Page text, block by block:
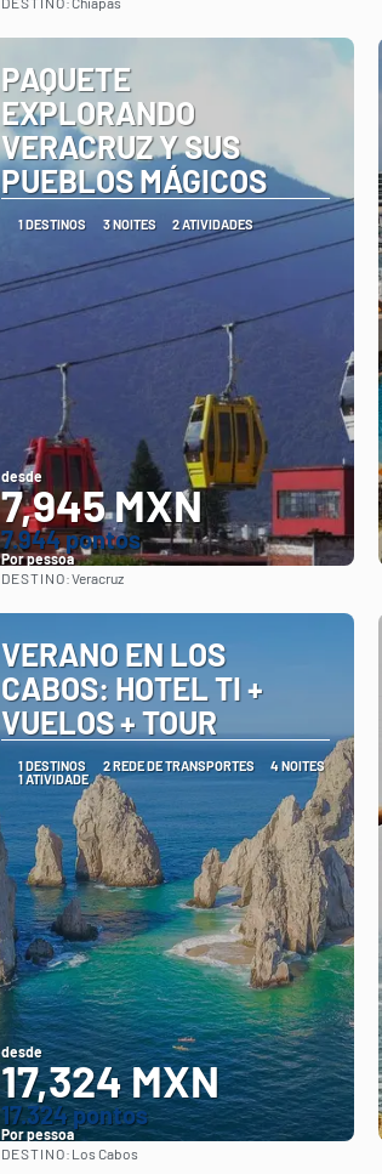
PAQUETE
EXPLORANDO
VERACRUZ Y SUS
PUEBLOS MÁGICOS
1 DESTINOS 3 NOITES 2 ATIVIDADES
desde
7,945 MXN
7.944 pontos
Por pessoa
DESTINO:Veracruz
VERANO EN LOS
CABOS: HOTEL TI +
VUELOS + TOUR
1 DESTINOS 2 REDE DE TRANSPORTES
4 NOITES
1 ATIVIDADE
desde
17,324 MXN
17.324 pontos
Por pessoa
DESTINO: Los Cabos